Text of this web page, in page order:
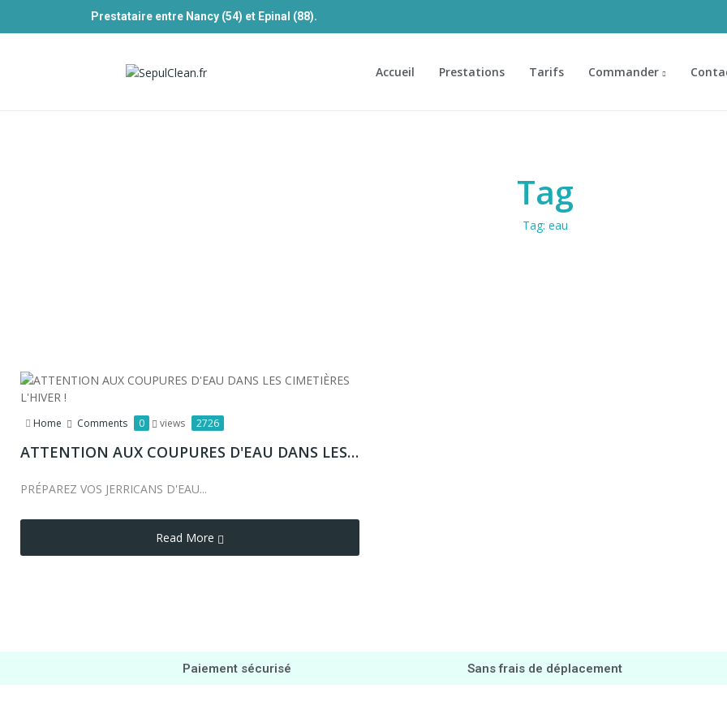
Prestataire entre Nancy (54) et Epinal (88).
Accueil Prestations Tarifs Commander
Tag
Tag: eau
Home Comments 0 views 2726
ATTENTION AUX COUPURES D'EAU DANS LES CIMETIÈRES L'HIVER !
PRÉPAREZ VOS JERRICANS D'EAU...
Read More
Paiement sécurisé Sans frais de déplacement